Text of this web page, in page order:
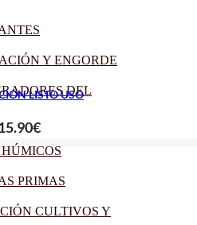
Y ENGORDE
DEL
PRIMAS
CULTIVOS Y
LISTO USO
€Rango
de
desde
12.90€